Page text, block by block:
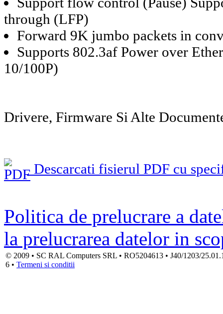
through (LFP)
Forward 9K jumbo packets in
Supports 802.3af Power over
10/100P)
Drivere, Firmware Si Alte
Descarcati fisierul PDF cu
Politica de prelucrare a
la prelucrarea datelor in
© 2009 • SC RAL Computers SRL • RO5204613 • J40/1203/
6 • Termeni si conditii